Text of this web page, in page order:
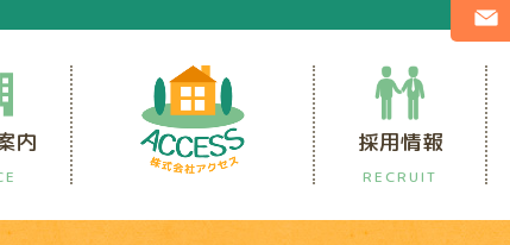
内 採用情報
RECRUIT